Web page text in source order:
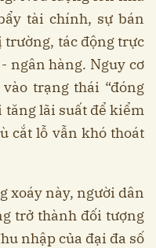
tài chính, sự bán
trường, tác động trực
ngân hàng. Nguy cơ
trạng thái “đóng
tăng lãi suất để kiểm
cắt lỗ vẫn khó thoát
xoáy này, người dân
trở thành đối tượng
nhập của đại đa số